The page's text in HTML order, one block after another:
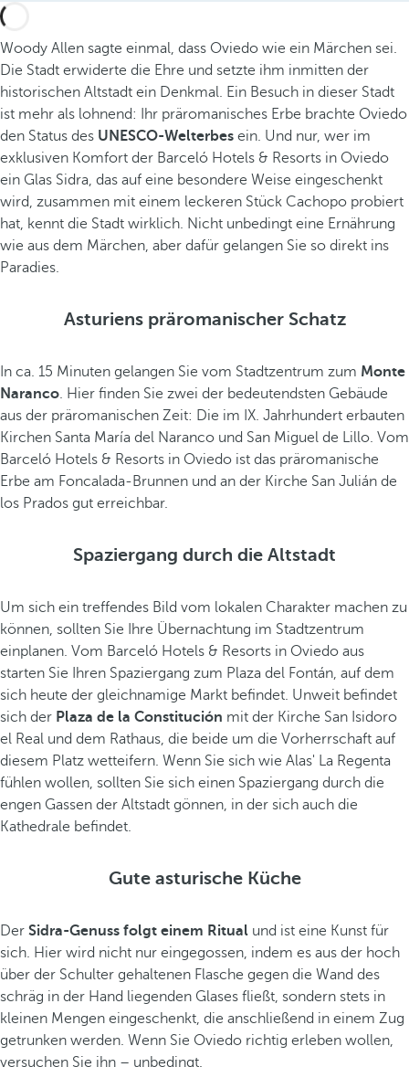
Woody Allen sagte einmal, dass Oviedo wie ein Märchen sei.
Die Stadt erwiderte die Ehre und setzte ihm inmitten der
historischen Altstadt ein Denkmal. Ein Besuch in dieser Stadt
ist mehr als lohnend: Ihr präromanisches Erbe brachte Oviedo
den Status des UNESCO-Welterbes ein. Und nur, wer im
exklusiven Komfort der Barceló Hotels & Resorts in Oviedo
ein Glas Sidra, das auf eine besondere Weise eingeschenkt
wird, zusammen mit einem leckeren Stück Cachopo probiert
hat, kennt die Stadt wirklich. Nicht unbedingt eine Ernährung
wie aus dem Märchen, aber dafür gelangen Sie so direkt ins
Paradies.
Asturiens präromanischer Schatz
In ca. 15 Minuten gelangen Sie vom Stadtzentrum zum Monte
Naranco. Hier finden Sie zwei der bedeutendsten Gebäude
aus der präromanischen Zeit: Die im IX. Jahrhundert erbauten
Kirchen Santa María del Naranco und San Miguel de Lillo. Vom
Barceló Hotels & Resorts in Oviedo ist das präromanische
Erbe am Foncalada-Brunnen und an der Kirche San Julián de
los Prados gut erreichbar.
Spaziergang durch die Altstadt
Um sich ein treffendes Bild vom lokalen Charakter machen zu
können, sollten Sie Ihre Übernachtung im Stadtzentrum
einplanen. Vom Barceló Hotels & Resorts in Oviedo aus
starten Sie Ihren Spaziergang zum Plaza del Fontán, auf dem
sich heute der gleichnamige Markt befindet. Unweit befindet
sich der Plaza de la Constitución mit der Kirche San Isidoro
el Real und dem Rathaus, die beide um die Vorherrschaft auf
diesem Platz wetteifern. Wenn Sie sich wie Alas' La Regenta
fühlen wollen, sollten Sie sich einen Spaziergang durch die
engen Gassen der Altstadt gönnen, in der sich auch die
Kathedrale befindet.
Gute asturische Küche
Der Sidra-Genuss folgt einem Ritual und ist eine Kunst für
sich. Hier wird nicht nur eingegossen, indem es aus der hoch
über der Schulter gehaltenen Flasche gegen die Wand des
schräg in der Hand liegenden Glases fließt, sondern stets in
kleinen Mengen eingeschenkt, die anschließend in einem Zug
getrunken werden. Wenn Sie Oviedo richtig erleben wollen,
versuchen Sie ihn – unbedingt.